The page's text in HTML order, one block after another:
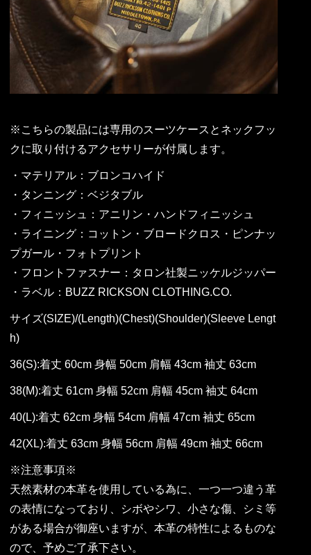
※こちらの製品には専用のスーツケースとネックフッ
クに取り付けるアクセサリーが付属します。
・マテリアル：ブロンコハイド
・タンニング：ベジタブル
・フィニッシュ：アニリン・ハンドフィニッシュ
・ライニング：コットン・ブロードクロス・ピンナッ
プガール・フォトプリント
・フロントファスナー：タロン社製ニッケルジッパー
・ラベル：BUZZ RICKSON CLOTHING.CO.
サイズ(SIZE)/(Length)(Chest)(Shoulder)(Sleeve Lengt
h)
36(S):着丈 60cm 身幅 50cm 肩幅 43cm 袖丈 63cm
38(M):着丈 61cm 身幅 52cm 肩幅 45cm 袖丈 64cm
40(L):着丈 62cm 身幅 54cm 肩幅 47cm 袖丈 65cm
42(XL):着丈 63cm 身幅 56cm 肩幅 49cm 袖丈 66cm
※注意事項※
天然素材の本革を使用している為に、一つ一つ違う革
の表情になっており、シボやシワ、小さな傷、シミ等
がある場合が御座いますが、本革の特性によるものな
ので、予めご了承下さい。